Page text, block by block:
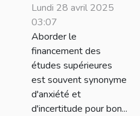
comment
financer vos
études sans
risquer votre
avenir
financier
Lundi 28 avril 2025
03:07
Aborder le
financement des
études supérieures
est souvent synonyme
d'anxiété et
d'incertitude pour bon...